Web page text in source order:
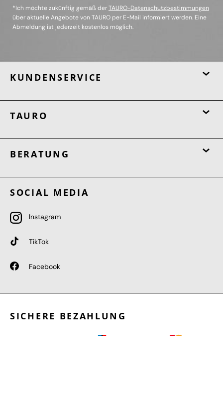
*Ich möchte zukünftig gemäß derTAURO-Datenschutzbestimmungen
über aktuelle Angebote von TAURO per E-Mail informiert werden. Eine
Abmeldung ist jederzeit kostenlos möglich.
KUNDENSERVICE
TAURO
BERATUNG
SOCIAL MEDIA
Instagram
TikTok
Facebook
SICHERE BEZAHLUNG